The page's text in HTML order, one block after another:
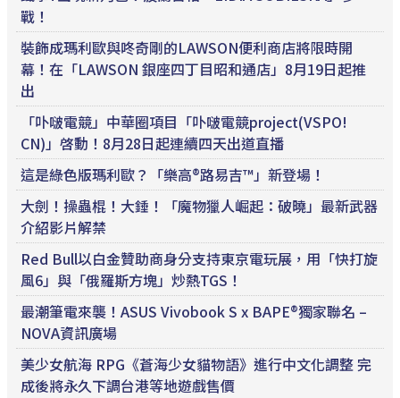
戰！
裝飾成瑪利歐與咚奇剛的LAWSON便利商店將限時開
幕！在「LAWSON 銀座四丁目昭和通店」8月19日起推
出
「卟啵電競」中華圈項目「卟啵電競project(VSPO!
CN)」啓動！8月28日起連續四天出道直播
這是綠色版瑪利歐？「樂高®路易吉™」新登場！
大劍！操蟲棍！大錘！「魔物獵人崛起：破曉」最新武器
介紹影片解禁
Red Bull以白金贊助商身分支持東京電玩展，用「快打旋
風6」與「俄羅斯方塊」炒熱TGS！
最潮筆電來襲！ASUS Vivobook S x BAPE®獨家聯名 –
NOVA資訊廣場
美少女航海 RPG《蒼海少女貓物語》進行中文化調整 完
成後將永久下調台港等地遊戲售價